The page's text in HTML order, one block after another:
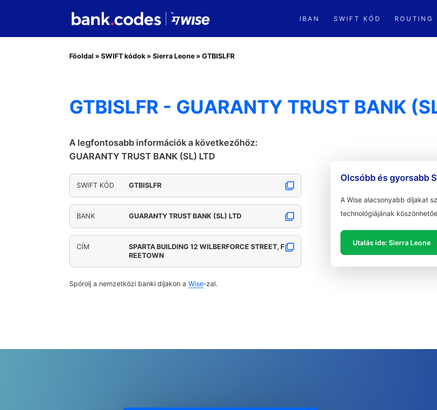
IBAN SWIFT KÓD ROUTING
Főoldal » SWIFT kódok » Sierra Leone » GTBISLFR
GTBISLFR - GUARANTY TRUST BANK
A legfontosabb információk a következőhöz:
GUARANTY TRUST BANK (SL) LTD
SWIFT KÓD GTBISLFR
BANK GUARANTY TRUST BANK (SL) LTD
CÍM
SPARTA BUILDING 12 WILBERFORCE STREET, F
REETOWN
Spórolj a nemzetközi banki díjakon a Wise-zal.
Olcsóbb és gyorsabb
A Wise alacsonyabb díjakat
technológiájának
Utalás ide: Sierra Leone